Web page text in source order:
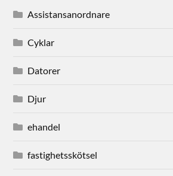
Assistansanordnare
Cyklar
Datorer
Djur
ehandel
fastighetsskötsel